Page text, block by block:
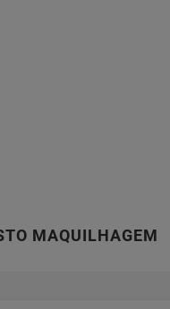
MAQUILHAGEM